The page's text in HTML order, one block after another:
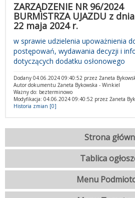
ZARZĄDZENIE NR 96/2024
BURMISTRZA UJAZDU z dnia
22 maja 2024 r.
w sprawie udzielenia upoważnienia
postępowań, wydawania decyzji i
dotyczących dodatku osłonowego
Dodany 04.06.2024 09:40:52 przez Żaneta
Autor dokumentu Żaneta Bykowska - Winkiel
Ważny do: bezterminowo
Modyfikacja: 04.06.2024 09:40:52 przez Żaneta
Historia zmian [0]
Strona
Tablica
Menu